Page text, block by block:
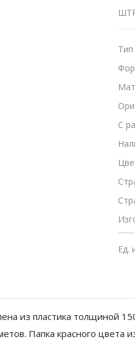
Ватманы, калька,
Бумага для
Грамоты, дипломы,
Канцелярские книги,
Бумага писчая,
Бумага в рулоне и
С
Ед.
из пластика толщиной
Папка красного цвета